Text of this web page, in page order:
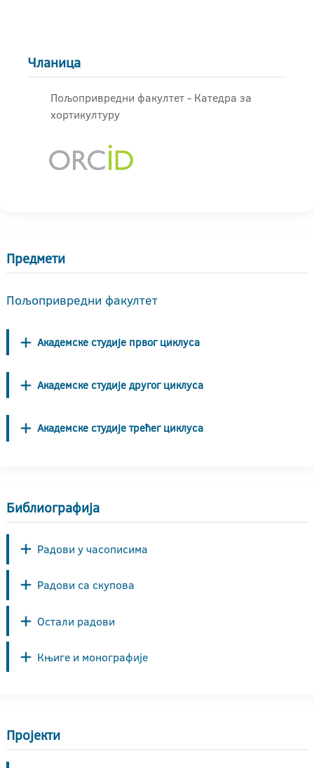
Чланица
Пољопривредни факултет - Катедра за
хортикултуру
Предмети
Пољопривредни факултет
Академске студије првог циклуса
Академске студије другог циклуса
Академске студије трећег циклуса
Библиографија
Радови у часописима
Радови са скупова
Остали радови
Књиге и монографије
Пројекти